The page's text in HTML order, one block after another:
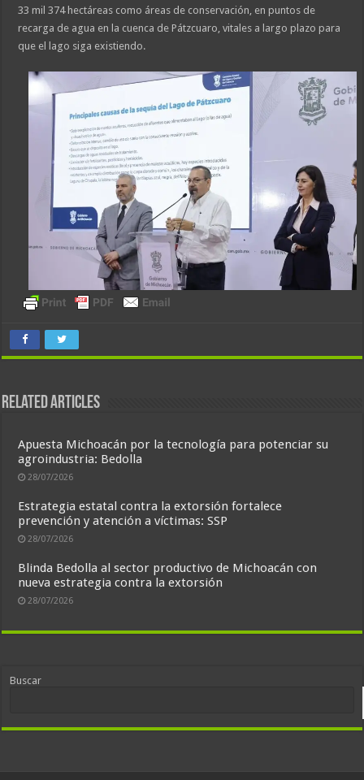
33 mil 374 hectáreas como áreas de conservación, en puntos de
recarga de agua en la cuenca de Pátzcuaro, vitales a largo plazo para
que el lago siga existiendo.
Related Articles
Apuesta Michoacán por la tecnología para potenciar su
agroindustria: Bedolla
28/07/2026
Estrategia estatal contra la extorsión fortalece
prevención y atención a víctimas: SSP
28/07/2026
Blinda Bedolla al sector productivo de Michoacán con
nueva estrategia contra la extorsión
28/07/2026
Buscar